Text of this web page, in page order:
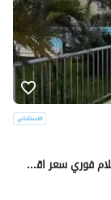
توين هاوس مفروش بالكامل للبيع ماراسي بلانكا استلام فوري سعر اقل من سعر السوق Marassi blanca north coast